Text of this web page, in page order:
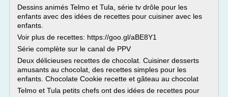
Dessins animés Telmo et Tula, série tv drôle pour les
enfants avec des idées de recettes pour cuisiner avec les
enfants.
Voir plus de recettes: https://goo.gl/aBE8Y1
Série complète sur le canal de PPV
Deux délicieuses recettes de chocolat. Cuisiner desserts
amusants au chocolat, des recettes simples pour les
enfants. Chocolate Cookie recette et gâteau au chocolat
Telmo et Tula petits chefs ont des idées de recettes pour